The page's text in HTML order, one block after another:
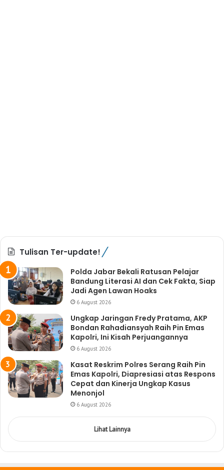
Tulisan Ter-update!
Polda Jabar Bekali Ratusan Pelajar
Bandung Literasi AI dan Cek Fakta, Siap
Jadi Agen Lawan Hoaks
6 August 2026
Ungkap Jaringan Fredy Pratama, AKP
Bondan Rahadiansyah Raih Pin Emas
Kapolri, Ini Kisah Perjuangannya
6 August 2026
Kasat Reskrim Polres Serang Raih Pin
Emas Kapolri, Diapresiasi atas Respons
Cepat dan Kinerja Ungkap Kasus
Menonjol
6 August 2026
Lihat Lainnya